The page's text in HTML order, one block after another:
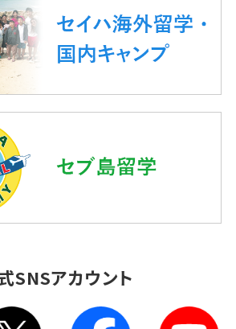
SNSアカウント